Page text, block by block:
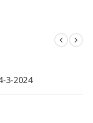
₫.
3-2024